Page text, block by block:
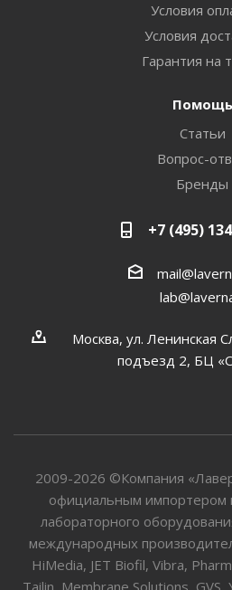
Условия
Условия
Гарантия на
Помощь
Статьи
Вопрос-
Бренды
+7 (495)
Москва, ул. Ленинская
подъезд 2, БЦ
2009-2026 ©Компания
официальным импортером
лабораторного
международных
HiMedia, JET Biofil, Vibra,
Tailin, Membrane Solutions, GVS,